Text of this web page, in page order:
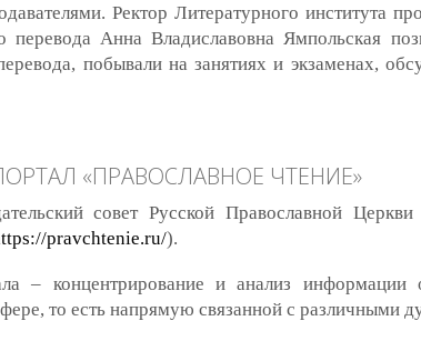
Ректор Литературного института
перевода Анна Владиславовна Ямпольская
побывали на занятиях и экзаменах,
«ПРАВОСЛАВНОЕ ЧТЕНИЕ»
совет Русской Православной
pravchtenie.ru/).
– концентрирование и анализ информации
то есть напрямую связанной с различными